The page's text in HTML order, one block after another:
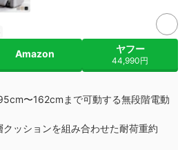
Amazon ヤフー
44,990円
〜162cmまで可動する無段階電動
ッションを組み合わせた耐荷重約